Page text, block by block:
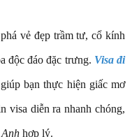
vẻ đẹp trầm tư, cổ kính
độc đáo đặc trưng. Visa đi
bạn thực hiện giấc mơ
visa diễn ra nhanh chóng,
hợp lý.